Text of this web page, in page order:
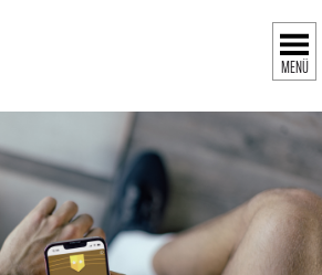
MENÜ